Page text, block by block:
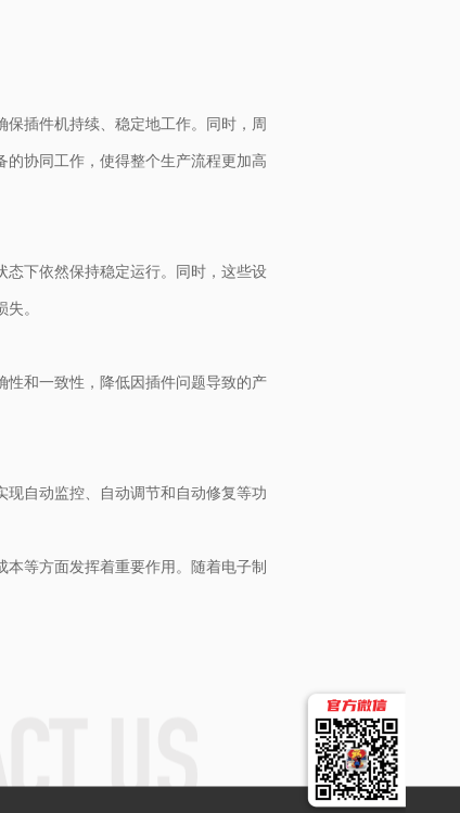
插件机持续、稳定地工作。同时，周
协同工作，使得整个生产流程更加高
下依然保持稳定运行。同时，这些设
。
和一致性，降低因插件问题导致的产
自动监控、自动调节和自动修复等功
等方面发挥着重要作用。随着电子制